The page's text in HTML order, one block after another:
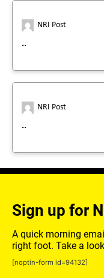
NRI Post
..
NRI Post
..
Sign up for
A quick morning
right foot. Take a
[noptin-form id=94132]